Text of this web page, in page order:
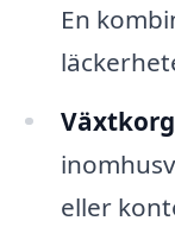
En
eller